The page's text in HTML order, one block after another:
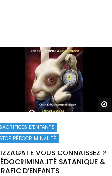
plus tard
SACRIFICES D'ENFANTS
STOP PÉDOCRIMINALITÉ
VOUS CONNAISSEZ ?
SATANIQUE &
D’ENFANTS